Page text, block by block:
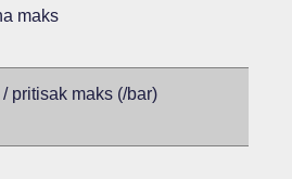
maks
pritisak maks (/bar)